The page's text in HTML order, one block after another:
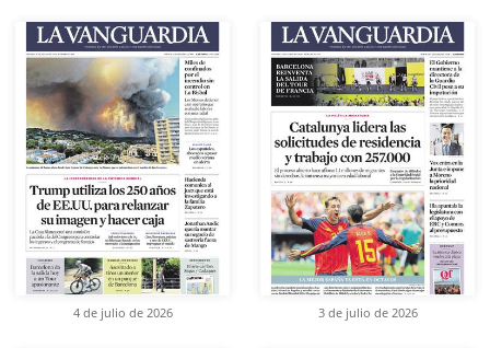
4 de julio de 2026 3 de julio de 2026